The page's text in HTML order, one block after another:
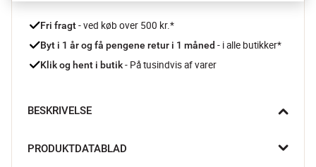
Fri fragt - ved køb over 500 kr.*
Byt i 1 år og få pengene retur i 1 måned - i alle butikker*
Klik og hent i butik - På tusindvis af varer
BESKRIVELSE
madkasse får du en praktisk løsning. Den rummelige
PRODUKTDATABLAD